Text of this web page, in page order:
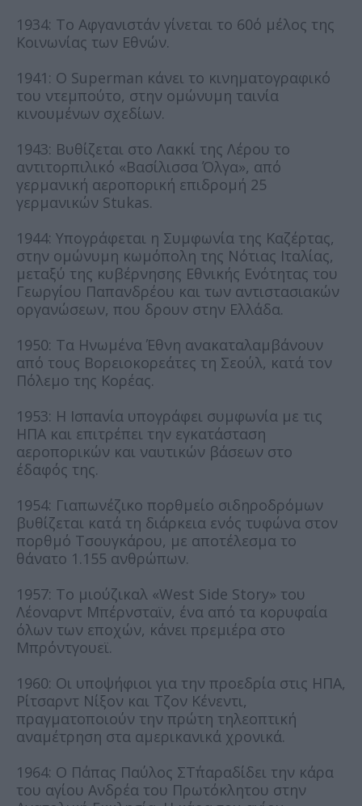
1934: Το Αφγανιστάν γίνεται το 60ό μέλος της
Κοινωνίας των Εθνών.
1941: Ο Superman κάνει το κινηματογραφικό
του ντεμπούτο, στην ομώνυμη ταινία
κινουμένων σχεδίων.
1943: Βυθίζεται στο Λακκί της Λέρου το
αντιτορπιλικό «Βασίλισσα Όλγα», από
γερμανική αεροπορική επιδρομή 25
γερμανικών Stukas.
1944: Υπογράφεται η Συμφωνία της Καζέρτας,
στην ομώνυμη κωμόπολη της Νότιας Ιταλίας,
μεταξύ της κυβέρνησης Εθνικής Ενότητας του
Γεωργίου Παπανδρέου και των αντιστασιακών
οργανώσεων, που δρουν στην Ελλάδα.
1950: Τα Ηνωμένα Έθνη ανακαταλαμβάνουν
από τους Βορειοκορεάτες τη Σεούλ, κατά τον
Πόλεμο της Κορέας.
1953: Η Ισπανία υπογράφει συμφωνία με τις
ΗΠΑ και επιτρέπει την εγκατάσταση
αεροπορικών και ναυτικών βάσεων στο
έδαφός της.
1954: Γιαπωνέζικο πορθμείο σιδηροδρόμων
βυθίζεται κατά τη διάρκεια ενός τυφώνα στον
πορθμό Τσουγκάρου, με αποτέλεσμα το
θάνατο 1.155 ανθρώπων.
1957: Το μιούζικαλ «West Side Story» του
Λέοναρντ Μπέρνσταϊν, ένα από τα κορυφαία
όλων των εποχών, κάνει πρεμιέρα στο
Μπρόντγουεϊ.
1960: Οι υποψήφιοι για την προεδρία στις ΗΠΑ,
Ρίτσαρντ Νίξον και Τζον Κένεντι,
πραγματοποιούν την πρώτη τηλεοπτική
αναμέτρηση στα αμερικανικά χρονικά.
1964: Ο Πάπας Παύλος ΣΤ΄παραδίδει την κάρα
του αγίου Ανδρέα του Πρωτόκλητου στην